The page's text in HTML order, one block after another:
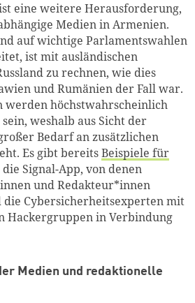
eine weitere Herausforderung,
Medien in Armenien.
auf wichtige Parlamentswahlen
ist mit ausländischen
zu rechnen, wie dies
und Rumänien der Fall war.
werden höchstwahrscheinlich
weshalb aus Sicht der
Bedarf an zusätzlichen
Es gibt bereitsBeispiele für
Signal-App, von denen
und Redakteur*innen
Cybersicherheitsexperten mit
Hackergruppen in Verbindung
Medien und redaktionelle